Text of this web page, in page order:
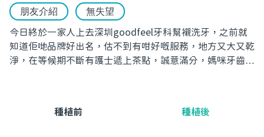
朋友介紹 無失望
今日終於一家人上去深圳goodfeel牙科幫襯洗牙，之前就
知道佢哋品牌好出名，估不到有咁好嘅服務，地方又大又乾
淨，在等候期不斷有護士遞上茶點，誠意滿分，媽咪牙齒冇
種植前 種植後